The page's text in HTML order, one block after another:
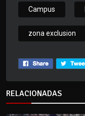
Campus
zona exclusion
RELACIONADAS